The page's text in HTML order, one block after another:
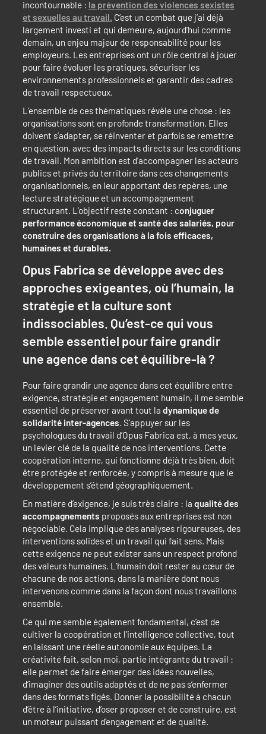
incontournable : la prévention des violences sexistes
et sexuelles au travail. C’est un combat que j’ai déjà
largement investi et qui demeure, aujourd’hui comme
demain, un enjeu majeur de responsabilité pour les
employeurs. Les entreprises ont un rôle central à jouer
pour faire évoluer les pratiques, sécuriser les
environnements professionnels et garantir des cadres
de travail respectueux.
L’ensemble de ces thématiques révèle une chose : les
organisations sont en profonde transformation. Elles
doivent s’adapter, se réinventer et parfois se remettre
en question, avec des impacts directs sur les conditions
de travail. Mon ambition est d’accompagner les acteurs
publics et privés du territoire dans ces changements
organisationnels, en leur apportant des repères, une
lecture stratégique et un accompagnement
structurant. L’objectif reste constant : conjuguer
performance économique et santé des salariés, pour
construire des organisations à la fois efficaces,
humaines et durables.
Opus Fabrica se développe avec des
approches exigeantes, où l’humain, la
stratégie et la culture sont
indissociables. Qu’est-ce qui vous
semble essentiel pour faire grandir
une agence dans cet équilibre-là ?
Pour faire grandir une agence dans cet équilibre entre
exigence, stratégie et engagement humain, il me semble
essentiel de préserver avant tout la dynamique de
solidarité inter-agences. S’appuyer sur les
psychologues du travail d’Opus Fabrica est, à mes yeux,
un levier clé de la qualité de nos interventions. Cette
coopération interne, qui fonctionne déjà très bien, doit
être protégée et renforcée, y compris à mesure que le
développement s’étend géographiquement.
En matière d’exigence, je suis très claire : la qualité des
accompagnements proposés aux entreprises est non
négociable. Cela implique des analyses rigoureuses, des
interventions solides et un travail qui fait sens. Mais
cette exigence ne peut exister sans un respect profond
des valeurs humaines. L’humain doit rester au cœur de
chacune de nos actions, dans la manière dont nous
intervenons comme dans la façon dont nous travaillons
ensemble.
Ce qui me semble également fondamental, c’est de
cultiver la coopération et l’intelligence collective, tout
en laissant une réelle autonomie aux équipes. La
créativité fait, selon moi, partie intégrante du travail :
elle permet de faire émerger des idées nouvelles,
d’imaginer des outils adaptés et de ne pas s’enfermer
dans des formats figés. Donner la possibilité à chacun
d’être à l’initiative, d’oser proposer et de construire, est
un moteur puissant d’engagement et de qualité.